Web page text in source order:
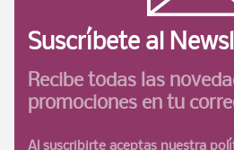
Suscríbete al
Recibe todas las
promociones en tu
Al suscribirte aceptas nuestra